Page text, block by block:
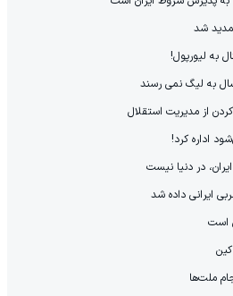
شد
به لیگ نمی رسند
از مدیریت استقلال
اداره کرد!
در دنیا نیست
ایرانی داده شد
است
ملت‌ها